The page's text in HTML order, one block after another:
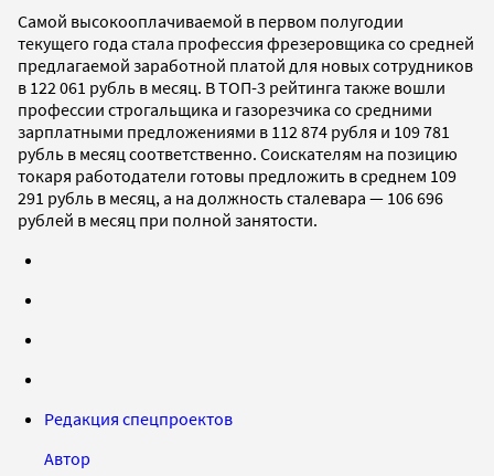
Самой высокооплачиваемой в первом полугодии
текущего года стала профессия фрезеровщика со средней
предлагаемой заработной платой для новых сотрудников
в 122 061 рубль в месяц. В ТОП-3 рейтинга также вошли
профессии строгальщика и газорезчика со средними
зарплатными предложениями в 112 874 рубля и 109 781
рубль в месяц соответственно. Соискателям на позицию
токаря работодатели готовы предложить в среднем 109
291 рубль в месяц, а на должность сталевара — 106 696
рублей в месяц при полной занятости.
Редакция спецпроектов
Автор